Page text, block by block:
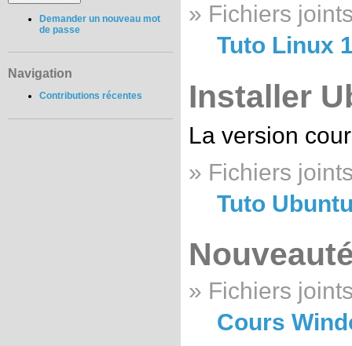
Demander un nouveau mot
de passe
Navigation
Contributions récentes
» Fichiers
Tuto Linux
Installer
La version
» Fichiers
Tuto
» Fichiers
Cours